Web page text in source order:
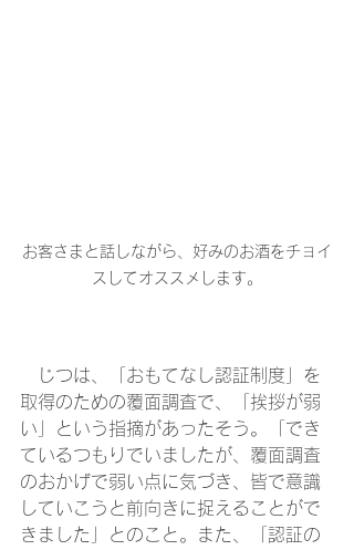
お客さまと話しながら、好みのお酒をチョイ
スしてオススメします。
じつは、「おもてなし認証制度」を
取得のための覆面調査で、「挨拶が弱
い」という指摘があったそう。「でき
ているつもりでいましたが、覆面調査
のおかげで弱い点に気づき、皆で意識
していこうと前向きに捉えることがで
きました」とのこと。また、「認証の